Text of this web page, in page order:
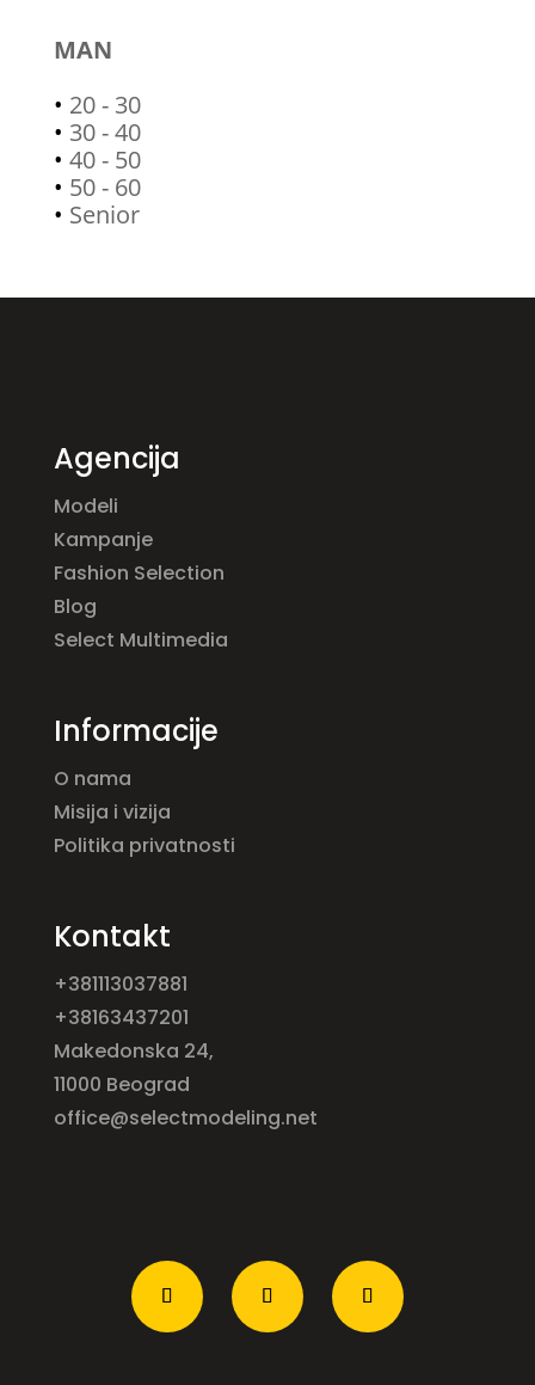
MAN
• 20 - 30
• 30 - 40
• 40 - 50
• 50 - 60
• Senior
Agencija
Modeli
Kampanje
Fashion Selection
Blog
Select Multimedia
Informacije
O nama
Misija i vizija
Politika privatnosti
Kontakt
+381113037881
+38163437201
Makedonska 24,
11000 Beograd
office@selectmodeling.net